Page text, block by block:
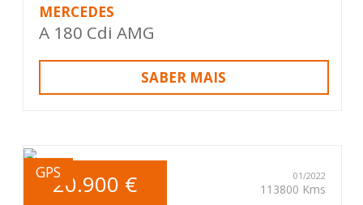
MERCEDES
A 180 Cdi AMG
SABER MAIS
GPS20.900 € 01/2022
113800 Kms